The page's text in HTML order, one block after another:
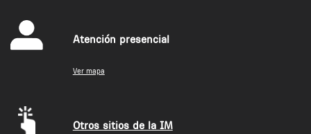
Atención presencial
Ver mapa
Otros sitios de la IM